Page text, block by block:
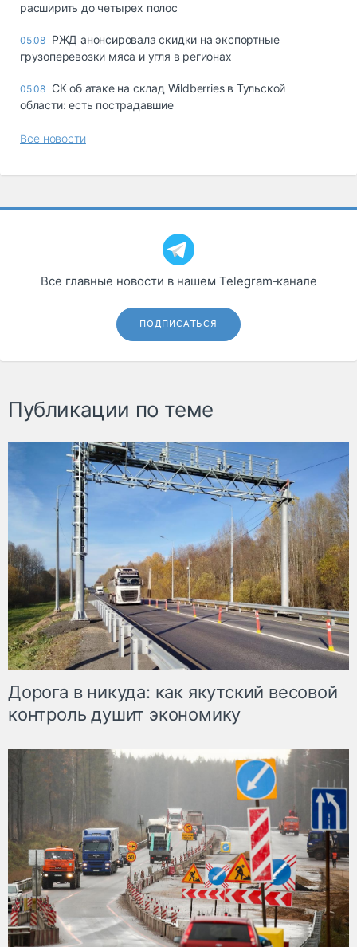
расширить до четырех полос
05.08 РЖД анонсировала скидки на экспортные
грузоперевозки мяса и угля в регионах
05.08 СК об атаке на склад Wildberries в Тульской
области: есть пострадавшие
Все новости
Все главные новости в нашем Telegram‑канале
ПОДПИСАТЬСЯ
Публикации по теме
Дорога в никуда: как якутский весовой
контроль душит экономику